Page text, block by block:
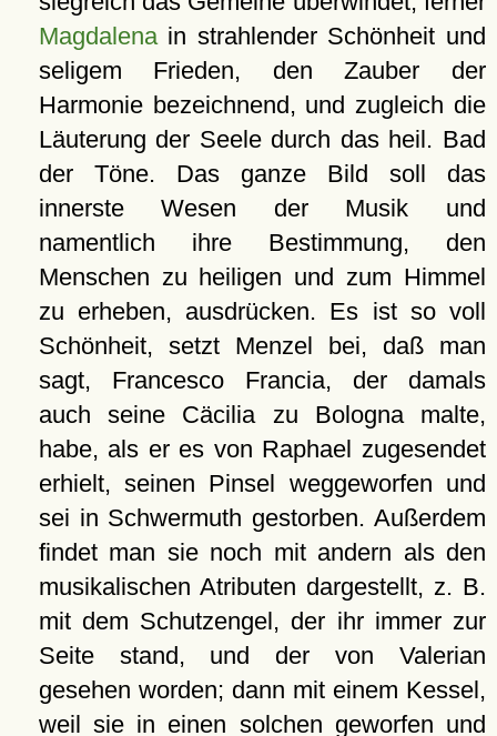
Magdalenain strahlender Schönheit und
seligem Frieden, den Zauber der
Harmonie bezeichnend, und zugleich die
Läuterung der Seele durch das heil. Bad
der Töne. Das ganze Bild soll das
innerste Wesen der Musik und
namentlich ihre Bestimmung, den
Menschen zu heiligen und zum Himmel
zu erheben, ausdrücken. Es ist so voll
Schönheit, setzt Menzel bei, daß man
sagt, Francesco Francia, der damals
auch seine Cäcilia zu Bologna malte,
habe, als er es von Raphael zugesendet
erhielt, seinen Pinsel weggeworfen und
sei in Schwermuth gestorben. Außerdem
findet man sie noch mit andern als den
musikalischen Atributen dargestellt, z. B.
mit dem Schutzengel, der ihr immer zur
Seite stand, und der von Valerian
gesehen worden; dann mit einem Kessel,
weil sie in einen solchen geworfen und